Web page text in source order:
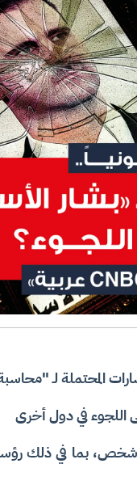
في دول أخرى
بما في ذلك